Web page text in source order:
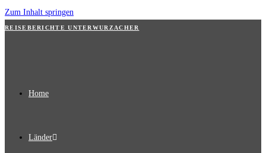
Zum Inhalt springen
REISEBERICHTE UNTERWURZACHER
Home
Länder